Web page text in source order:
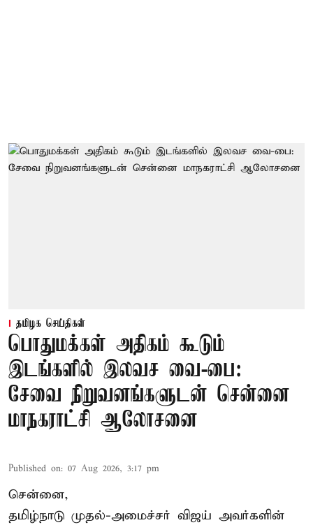
தமிழக செய்திகள்
பொதுமக்கள் அதிகம் கூடும்
இடங்களில் இலவச வை-பை:
சேவை நிறுவனங்களுடன் சென்னை
மாநகராட்சி ஆலோசனை
Published on: 07 Aug 2026, 3:17 pm
சென்னை,
தமிழ்நாடு முதல்-அமைச்சர் விஜய் அவர்களின்